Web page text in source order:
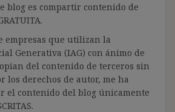
blog es compartir contenido de
empresas que utilizan la
Generativa (IAG) con ánimo de
del contenido de terceros sin
los derechos de autor, me ha
el contenido del blog únicamente